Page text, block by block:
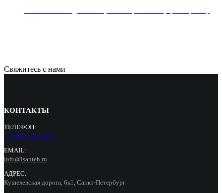
Свяжитесь с нами
КОНТАКТЫ
ТЕЛЕФОН:
+7 (965) 000 90 55
EMAIL:
info@lsanteh.ru
АДРЕС:
Кушелевская дорога, 6к1, Санкт-Петербург